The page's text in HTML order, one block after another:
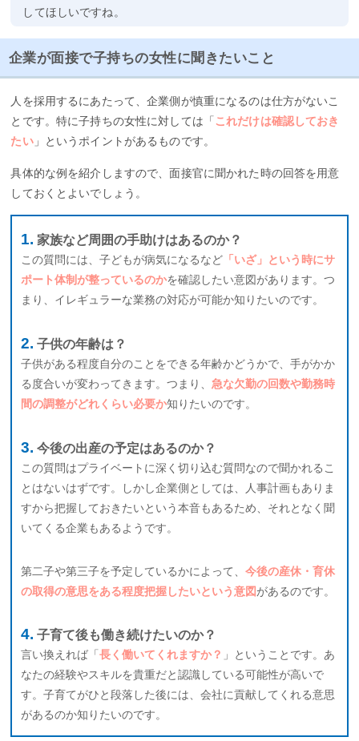
してほしいですね。
企業が面接で子持ちの女性に聞きたいこと
人を採用するにあたって、企業側が慎重になるのは仕方がないこ
とです。特に子持ちの女性に対しては「 これだけは確認しておき
たい」というポイントがあるものです。
具体的な例を紹介しますので、面接官に聞かれた時の回答を用意
しておくとよいでしょう。
家族など周囲の手助けはあるのか？
この質問には、子どもが病気になるなど「いざ」という時にサ
ポート体制が整っているのかを確認したい意図があります。つ
まり、イレギュラーな業務の対応が可能か知りたいのです。
子供の年齢は？
子供がある程度自分のことをできる年齢かどうかで、手がかか
る度合いが変わってきます。つまり、 急な欠勤の回数や勤務時
間の調整がどれくらい必要か知りたいのです。
今後の出産の予定はあるのか？
この質問はプライベートに深く切り込む質問なので聞かれるこ
とはないはずです。しかし企業側としては、人事計画もありま
すから把握しておきたいという本音もあるため、それとなく聞
いてくる企業もあるようです。
第二子や第三子を予定しているかによって、 今後の産休・育休
の取得の意思をある程度把握したいという意図があるのです。
子育て後も働き続けたいのか？
言い換えれば「 長く働いてくれますか？ 」ということです。あ
なたの経験やスキルを貴重だと認識している可能性が高いで
す。子育てがひと段落した後には、会社に貢献してくれる意思
があるのか知りたいのです。